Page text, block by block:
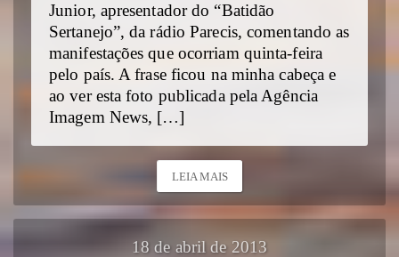
Junior, apresentador do “Batidão
Sertanejo”, da rádio Parecis, comentando as
manifestações que ocorriam quinta-feira
pelo país. A frase ficou na minha cabeça e
ao ver esta foto publicada pela Agência
Imagem News, […]
LEIA MAIS
18 de abril de 2013